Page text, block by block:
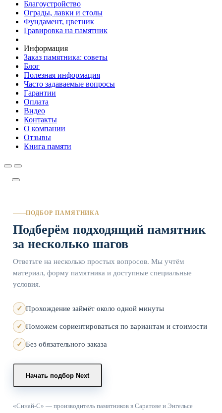
Благоустройство
Ограды, лавки и столы
Фундамент, цветник
Гравировка на памятник
Информация
Заказ памятника: советы
Блог
Полезная информация
Часто задаваемые вопросы
Гарантии
Оплата
Видео
Контакты
О компании
Отзывы
Книга памяти
ПОДБОР ПАМЯТНИКА
Подберём подходящий памятник
за несколько шагов
Ответьте на несколько простых вопросов. Мы учтём
материал, форму памятника и доступные специальные
условия.
Прохождение займёт около одной минуты
Поможем сориентироваться по вариантам и стоимости
Без обязательного заказа
Начать подбор Next
«Синай-С» — производитель памятников в Саратове и Энгельсе